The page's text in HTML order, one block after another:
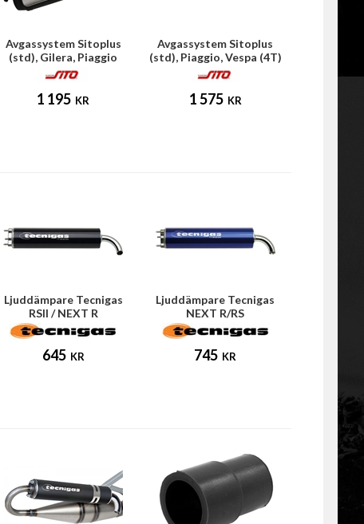
Avgassystem Sitoplus
(std), Gilera, Piaggio
1 195 KR
Avgassystem Sitoplus
(std), Piaggio, Vespa (4T)
1 575 KR
Ljuddämpare Tecnigas
RSII / NEXT R
645 KR
Ljuddämpare Tecnigas
NEXT R/RS
745 KR